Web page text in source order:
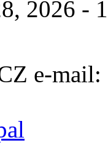
2026 -
e-mail: